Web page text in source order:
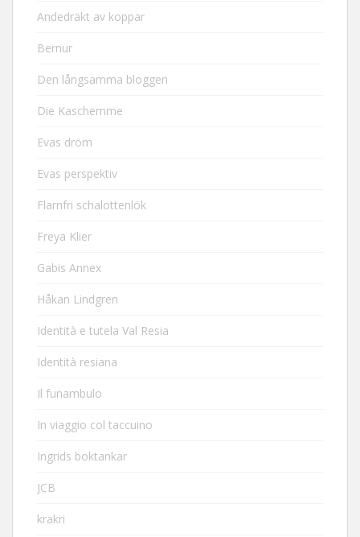
Andedräkt av koppar
Bernur
Den långsamma bloggen
Die Kaschemme
Evas dröm
Evas perspektiv
Flarnfri schalottenlök
Freya Klier
Gabis Annex
Håkan Lindgren
Identità e tutela Val Resia
Identità resiana
Il funambulo
In viaggio col taccuino
Ingrids boktankar
JCB
krakri